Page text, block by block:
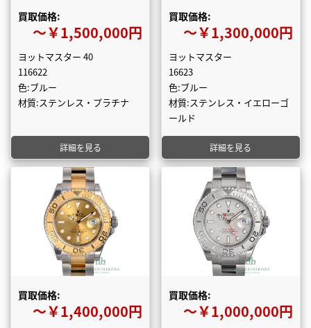
買取価格:
〜￥1,500,000円
ヨットマスター 40
116622
色:ブルー
材質:ステンレス・プラチナ
詳細を見る
買取価格:
〜￥1,300,000円
ヨットマスター
16623
色:ブルー
材質:ステンレス・イエローゴ
ールド
詳細を見る
買取価格:
〜￥1,400,000円
買取価格:
〜￥1,000,000円